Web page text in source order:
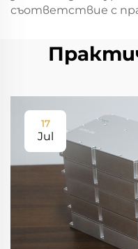
съответствие с
17
Jul